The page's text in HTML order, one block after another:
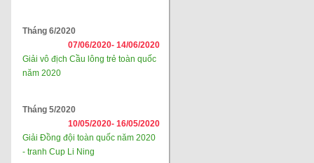
Tháng 6/2020
07/06/2020- 14/06/2020
Giải vô địch Cầu lông trẻ toàn quốc
năm 2020
Tháng 5/2020
10/05/2020- 16/05/2020
Giải Đồng đội toàn quốc năm 2020
- tranh Cup Li Ning